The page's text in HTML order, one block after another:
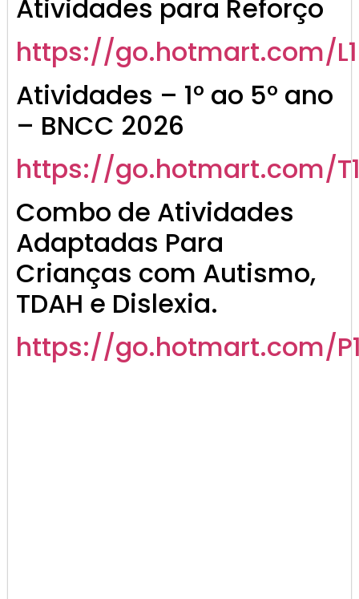
Atividades para Reforço
https://go.hotmart.com/
Atividades – 1º ao 5º ano
– BNCC 2026
https://go.hotmart.com/
Combo de Atividades
Adaptadas Para
Crianças com Autismo,
TDAH e Dislexia.
https://go.hotmart.com/